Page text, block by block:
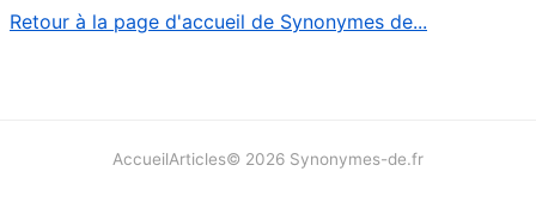
Retour à la page d'accueil de Synonymes de...
AccueilArticles© 2026 Synonymes-de.fr